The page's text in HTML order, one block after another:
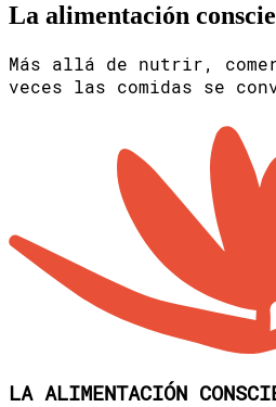
La alimentación
Más allá de nutrir,
veces las comidas se
LA ALIMENTACIÓN